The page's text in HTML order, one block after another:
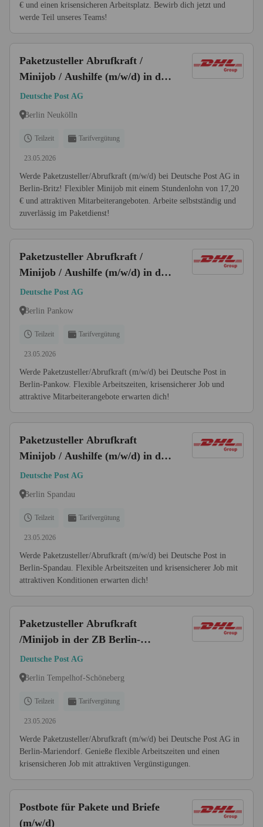
€ und einen krisensicheren Arbeitsplatz. Bewirb dich jetzt und
werde Teil unseres Teams!
Paketzusteller Abrufkraft /
Minijob / Aushilfe (m/w/d) in der
ZB Berlin-Britz
Deutsche Post AG
Berlin Neukölln
Teilzeit Tarifvergütung
23.05.2026
Werde Paketzusteller/Abrufkraft (m/w/d) bei Deutsche Post AG in
Berlin-Britz! Flexibler Minijob mit einem Stundenlohn von 17,20
€ und attraktiven Mitarbeiterangeboten. Arbeite selbstständig und
zuverlässig im Paketdienst!
Paketzusteller Abrufkraft /
Minijob / Aushilfe (m/w/d) in der
ZB Berlin-Pankow
Deutsche Post AG
Berlin Pankow
Teilzeit Tarifvergütung
23.05.2026
Werde Paketzusteller/Abrufkraft (m/w/d) bei Deutsche Post in
Berlin-Pankow. Flexible Arbeitszeiten, krisensicherer Job und
attraktive Mitarbeiterangebote erwarten dich!
Paketzusteller Abrufkraft
Minijob / Aushilfe (m/w/d) in der
ZB Spandau
Deutsche Post AG
Berlin Spandau
Teilzeit Tarifvergütung
23.05.2026
Werde Paketzusteller/Abrufkraft (m/w/d) bei Deutsche Post in
Berlin-Spandau. Flexible Arbeitszeiten und krisensicherer Job mit
attraktiven Konditionen erwarten dich!
Paketzusteller Abrufkraft
/Minijob in der ZB Berlin-
Mariendorf (m/w/d)
Deutsche Post AG
Berlin Tempelhof-Schöneberg
Teilzeit Tarifvergütung
23.05.2026
Werde Paketzusteller/Abrufkraft (m/w/d) bei Deutsche Post AG in
Berlin-Mariendorf. Genieße flexible Arbeitszeiten und einen
krisensicheren Job mit attraktiven Vergünstigungen.
Postbote für Pakete und Briefe
(m/w/d)